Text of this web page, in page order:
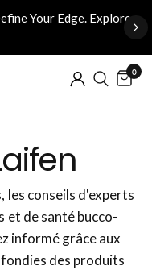
Your Edge. Explore
0
les conseils d'experts
et de santé bucco-
informé grâce aux
des produits